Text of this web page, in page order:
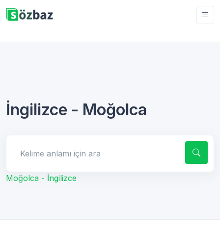
İngilizce - Moğolca
Moğolca - İngilizce